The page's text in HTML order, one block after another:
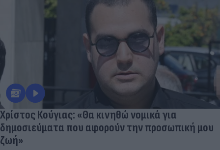
Χρίστος Κούγιας: «Θα κινηθώ νομικά για
δημοσιεύματα που αφορούν την προσωπική μου
ζωή»